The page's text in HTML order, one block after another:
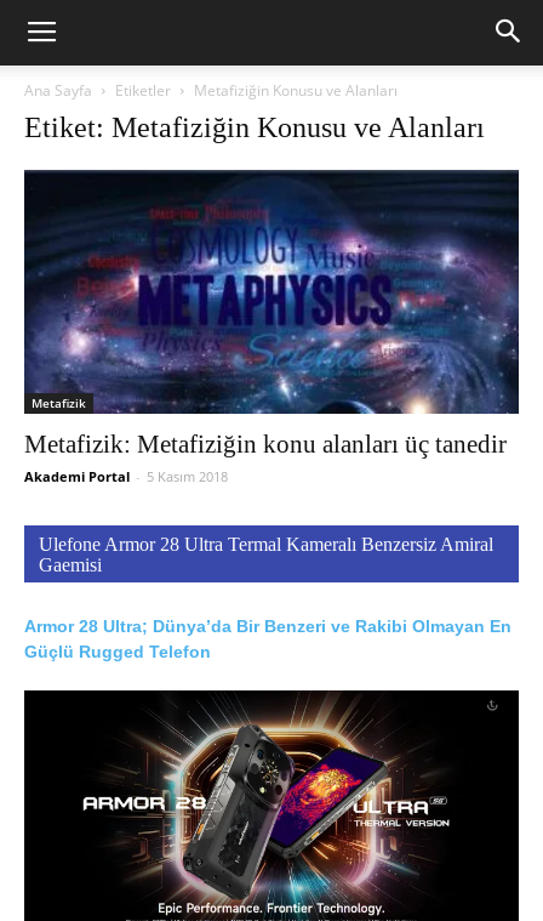
Ana Sayfa Etiketler Metafiziğin Konusu ve Alanları
Etiket: Metafiziğin Konusu ve Alanları
Metafizik
Metafizik: Metafiziğin konu alanları üç tanedir
Akademi Portal - 5 Kasım 2018
Ulefone Armor 28 Ultra Termal Kameralı Benzersiz Amiral
Gaemisi
Armor 28 Ultra; Dünya’da Bir Benzeri ve Rakibi Olmayan En
Güçlü Rugged Telefon